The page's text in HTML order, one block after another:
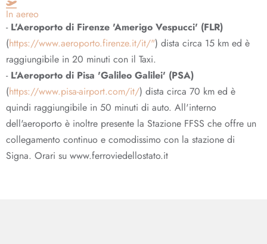
In aereo
- L'Aeroporto di Firenze 'Amerigo Vespucci' (FLR)
(https://www.aeroporto.firenze.it/it/") dista circa 15 km ed è
raggiungibile in 20 minuti con il Taxi.
- L'Aeroporto di Pisa 'Galileo Galilei' (PSA)
(https://www.pisa-airport.com/it/) dista circa 70 km ed è
quindi raggiungibile in 50 minuti di auto. All'interno
dell'aeroporto è inoltre presente la Stazione FFSS che offre un
collegamento continuo e comodissimo con la stazione di
Signa. Orari su www.ferroviedellostato.it